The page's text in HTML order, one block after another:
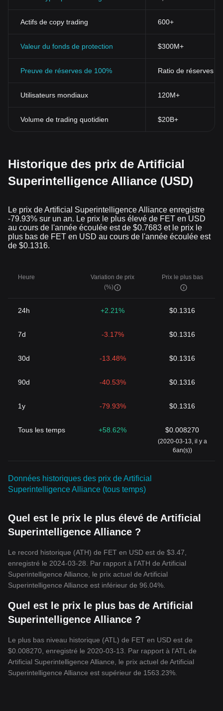
Actifs de copy trading 600+
Valeur du fonds de protection $300M+
Preuve de réserves de 100% Ratio de réserves >
Utilisateurs mondiaux 120M+
Volume de trading quotidien $20B+
Historique des prix de Artificial
Superintelligence Alliance (USD)
Le prix de Artificial Superintelligence Alliance enregistre
-79.93% sur un an. Le prix le plus élevé de FET en USD
au cours de l'année écoulée est de $0.7683 et le prix le
plus bas de FET en USD au cours de l'année écoulée est
de $0.1316.
Heure
Variation de prix
(%)
Prix le plus bas
24h +2.21% $0.1316
7d -3.17% $0.1316
30d -13.48% $0.1316
90d -40.53% $0.1316
1y -79.93% $0.1316
Tous les temps +58.62% $0.008270
(2020-03-13, il y a
6an(s))
Données historiques des prix de Artificial
Superintelligence Alliance (tous temps)
Quel est le prix le plus élevé de Artificial
Superintelligence Alliance ?
Le record historique (ATH) de FET en USD est de $3.47,
enregistré le 2024-03-28. Par rapport à l'ATH de Artificial
Superintelligence Alliance, le prix actuel de Artificial
Superintelligence Alliance est inférieur de 96.04%.
Quel est le prix le plus bas de Artificial
Superintelligence Alliance ?
Le plus bas niveau historique (ATL) de FET en USD est de
$0.008270, enregistré le 2020-03-13. Par rapport à l'ATL de
Artificial Superintelligence Alliance, le prix actuel de Artificial
Superintelligence Alliance est supérieur de 1563.23%.